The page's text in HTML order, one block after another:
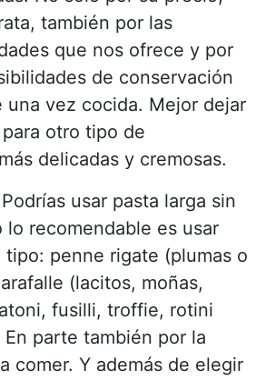
también por las
que nos ofrece y por
de conservación
una vez cocida. Mejor dejar
para otro tipo de
delicadas y cremosas.
Podrías usar pasta larga sin
lo recomendable es usar
penne rigate (plumas o
(lacitos, moñas,
fusilli, troffie, rotini
parte también por la
comer. Y además de elegir